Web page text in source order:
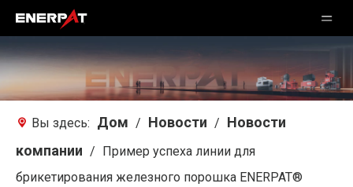
Вы здесь: Дом / Новости / Новости
компании / Пример успеха линии для
брикетирования железного порошка ENERPAT®